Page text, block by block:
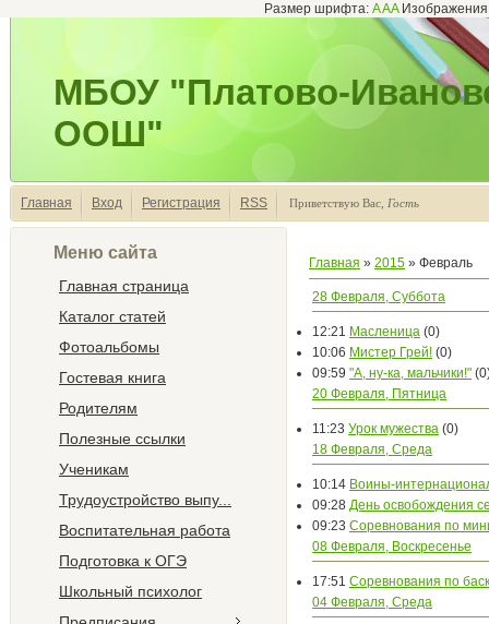
Размер шрифта: AAA
МБОУ "Платово-
ООШ"
Главная Вход Регистрация RSS Приветствую Вас Гость
Меню сайта
Главная страница
Каталог статей
Фотоальбомы
Гостевая книга
Родителям
Полезные ссылки
Ученикам
Трудоустройство выпу...
Воспитательная работа
Подготовка к ОГЭ
Школьный психолог
Главная » 2015 » Февраль
28 Февраля, Суббота
12:21 Масленица (0)
10:06 Мистер Грей! (0)
09:59 "А, ну-ка, мальчики!"
20 Февраля, Пятница
11:23 Урок мужества (0)
18 Февраля, Среда
10:14 Воины-
09:28 День освобождения
09:23 Соревнования по
08 Февраля, Воскресенье
17:51 Соревнования по
04 Февраля, Среда